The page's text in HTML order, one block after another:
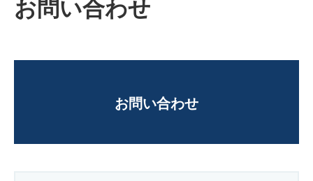
お問い合わせ
お問い合わせ